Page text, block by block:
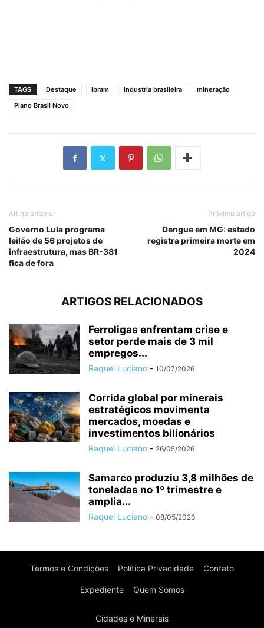
TAGS Destaque ibram industria brasileira
mineração
Plano Brasil Novo
Artigo anterior
Governo Lula programa
leilão de 56 projetos de
infraestrutura, mas BR-381
fica de fora
Próximo artigo
Dengue em MG: estado
registra primeira morte em
2024
ARTIGOS RELACIONADOS
Ferroligas enfrentam crise e
setor perde mais de 3 mil
empregos...
Raquel Luciano - 10/07/2026
Corrida global por minerais
estratégicos movimenta
mercados, moedas e
investimentos bilionários
Raquel Luciano - 26/05/2026
Samarco produziu 3,8 milhões de
toneladas no 1º trimestre e
amplia...
Raquel Luciano - 08/05/2026
Termos e Condições Política Privacidade Contato
Expediente Quem Somos
Cidades e Minerais